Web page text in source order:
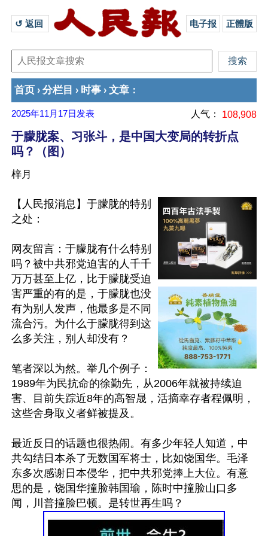
↺ 返回 电子报 正體版
首页 › 分栏目 › 时事 › 文章 ：
2025年11月17日 发表 人气： 108,908
于朦胧案、习张斗，是中国大变局的转折点
吗？（图）
梓月
【人民报消息】于朦胧的特别
之处：
网友留言：于朦胧有什么特别
吗？被中共邪党迫害的人千千
万万甚至上亿，比于朦胧受迫
害严重的有的是，于朦胧也没
有为别人发声，他最多是不同
流合污。为什么于朦胧得到这
么多关注，别人却没有？
笔者深以为然。举几个例子：
1989年为民抗命的徐勤先，从2006年就被持续迫
害、目前失踪近8年的高智晟，活摘幸存者程佩明，
这些舍身取义者鲜被提及。
最近反日的话题也很热闹。有多少年轻人知道，中
共勾结日本杀了无数国军将士，比如饶国华。毛泽
东多次感谢日本侵华，把中共邪党捧上大位。有意
思的是，饶国华撞脸韩国瑜，陈时中撞脸山口多